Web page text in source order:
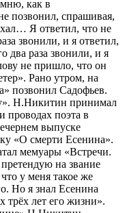
как в
позвонил, спрашивая,
Я ответил, что не
звонили, и я ответил,
два раза звонили, и я
не пришло, что он
Рано утром, на
позвонил Садофьев.
Н.Никитин принимал
проводах поэта в
выпуске
«О смерти Есенина».
мемуары «Встречи.
на звание
у меня такое же
Но я знал Есенина
трёх лет его жизни».